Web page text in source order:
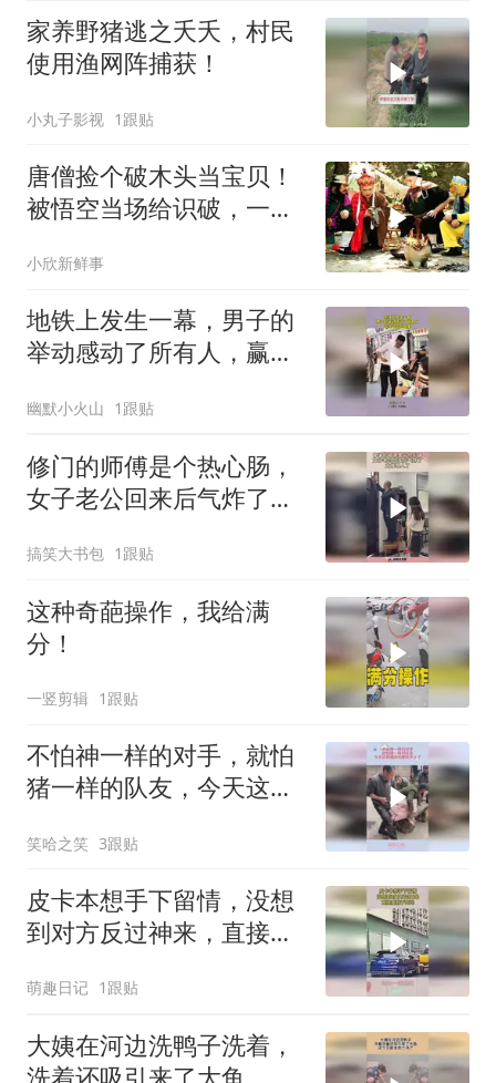
家养野猪逃之夭夭，村民
使用渔网阵捕获！
小丸子影视 1跟贴
唐僧捡个破木头当宝贝！
被悟空当场给识破，一点
小欣新鲜事
地铁上发生一幕，男子的
举动感动了所有人，赢得
幽默小火山 1跟贴
修门的师傅是个热心肠，
女子老公回来后气炸了，
搞笑大书包 1跟贴
这种奇葩操作，我给满
分！
一竖剪辑 1跟贴
不怕神一样的对手，就怕
猪一样的队友，今天这顿
笑哈之笑 3跟贴
皮卡本想手下留情，没想
到对方反过神来，直接置
萌趣日记 1跟贴
大姨在河边洗鸭子洗着，